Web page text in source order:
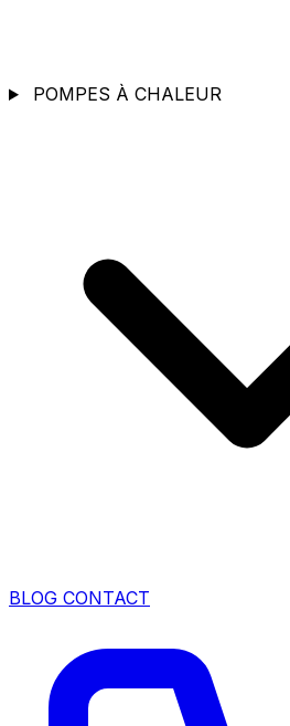
POMPES À CHALEUR
BLOG CONTACT